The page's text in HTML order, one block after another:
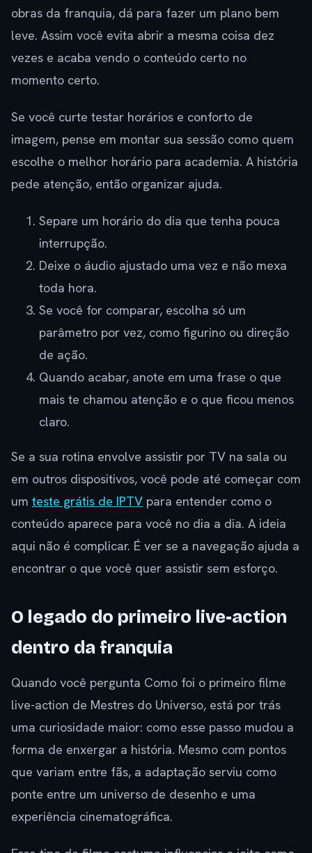
obras da franquia, dá para fazer um plano bem
leve. Assim você evita abrir a mesma coisa dez
vezes e acaba vendo o conteúdo certo no
momento certo.
Se você curte testar horários e conforto de
imagem, pense em montar sua sessão como quem
escolhe o melhor horário para academia. A história
pede atenção, então organizar ajuda.
Separe um horário do dia que tenha pouca
interrupção.
Deixe o áudio ajustado uma vez e não mexa
toda hora.
Se você for comparar, escolha só um
parâmetro por vez, como figurino ou direção
de ação.
Quando acabar, anote em uma frase o que
mais te chamou atenção e o que ficou menos
claro.
Se a sua rotina envolve assistir por TV na sala ou
em outros dispositivos, você pode até começar com
um teste grátis de IPTV para entender como o
conteúdo aparece para você no dia a dia. A ideia
aqui não é complicar. É ver se a navegação ajuda a
encontrar o que você quer assistir sem esforço.
O legado do primeiro live-action
dentro da franquia
Quando você pergunta Como foi o primeiro filme
live-action de Mestres do Universo, está por trás
uma curiosidade maior: como esse passo mudou a
forma de enxergar a história. Mesmo com pontos
que variam entre fãs, a adaptação serviu como
ponte entre um universo de desenho e uma
experiência cinematográfica.